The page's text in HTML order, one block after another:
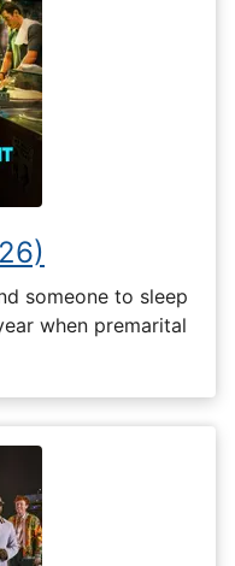
someone to sleep
when premarital